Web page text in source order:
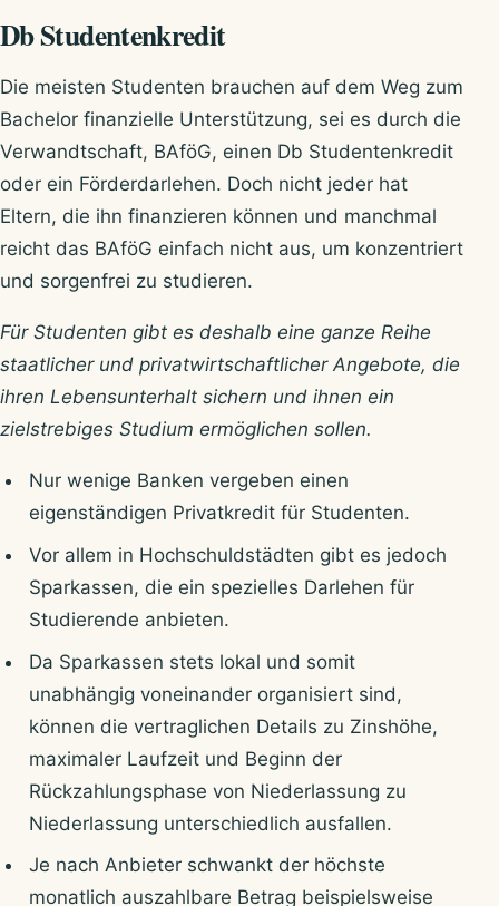
Db Studentenkredit
Die meisten Studenten brauchen auf dem Weg zum
Bachelor finanzielle Unterstützung, sei es durch die
Verwandtschaft, BAföG, einen Db Studentenkredit
oder ein Förderdarlehen. Doch nicht jeder hat
Eltern, die ihn finanzieren können und manchmal
reicht das BAföG einfach nicht aus, um konzentriert
und sorgenfrei zu studieren.
Für Studenten gibt es deshalb eine ganze Reihe
staatlicher und privatwirtschaftlicher Angebote, die
ihren Lebensunterhalt sichern und ihnen ein
zielstrebiges Studium ermöglichen sollen.
Nur wenige Banken vergeben einen
eigenständigen Privatkredit für Studenten.
Vor allem in Hochschuldstädten gibt es jedoch
Sparkassen, die ein spezielles Darlehen für
Studierende anbieten.
Da Sparkassen stets lokal und somit
unabhängig voneinander organisiert sind,
können die vertraglichen Details zu Zinshöhe,
maximaler Laufzeit und Beginn der
Rückzahlungsphase von Niederlassung zu
Niederlassung unterschiedlich ausfallen.
Je nach Anbieter schwankt der höchste
monatlich auszahlbare Betrag beispielsweise